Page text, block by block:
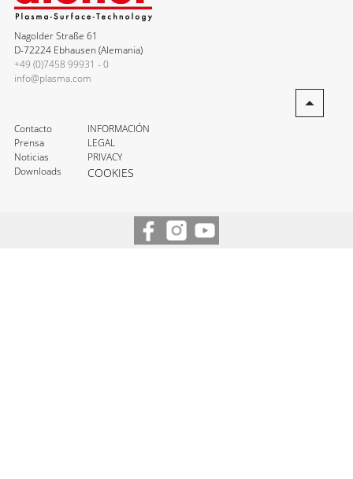
Nagolder Straße 61
D-72224 Ebhausen (Alemania)
+49 (0)7458 99931 - 0
info@plasma.com
Contacto
Prensa
Noticias
Downloads
INFORMACIÓN
LEGAL
PRIVACY
COOKIES